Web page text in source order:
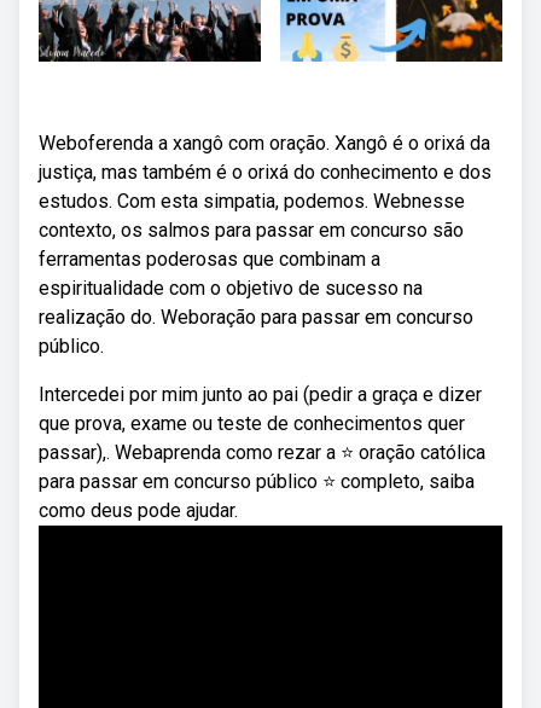
Weboferenda a xangô com oração. Xangô é o orixá da
justiça, mas também é o orixá do conhecimento e dos
estudos. Com esta simpatia, podemos. Webnesse
contexto, os salmos para passar em concurso são
ferramentas poderosas que combinam a
espiritualidade com o objetivo de sucesso na
realização do. Weboração para passar em concurso
público.
Intercedei por mim junto ao pai (pedir a graça e dizer
que prova, exame ou teste de conhecimentos quer
passar),. Webaprenda como rezar a ⭐ oração católica
para passar em concurso público ⭐ completo, saiba
como deus pode ajudar.